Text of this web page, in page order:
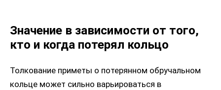
Значение в зависимости от того,
кто и когда потерял кольцо
Толкование приметы о потерянном обручальном
кольце может сильно варьироваться в